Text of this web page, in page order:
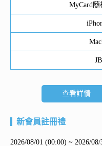
MyCard隨
查看詳情
新會員註冊禮
2026/08/01 (00:00) ~ 2026/